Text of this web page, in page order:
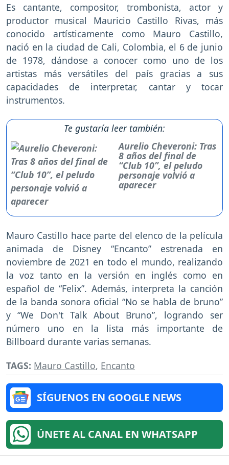
Es cantante, compositor, trombonista, actor y
productor musical Mauricio Castillo Rivas, más
conocido artísticamente como Mauro Castillo,
nació en la ciudad de Cali, Colombia, el 6 de junio
de 1978, dándose a conocer como uno de los
artistas más versátiles del país gracias a sus
capacidades de interpretar, cantar y tocar
instrumentos.
Te gustaría leer también:
Aurelio Cheveroni: Tras
8 años del final de
“Club 10”, el peludo
personaje volvió a
aparecer
Mauro Castillo hace parte del elenco de la película
animada de Disney “Encanto” estrenada en
noviembre de 2021 en todo el mundo, realizando
la voz tanto en la versión en inglés como en
español de “Felix”. Además, interpreta la canción
de la banda sonora oficial “No se habla de bruno”
y “We Don't Talk About Bruno”, logrando ser
número uno en la lista más importante de
Billboard durante varias semanas.
TAGS: Mauro Castillo, Encanto
SÍGUENOS EN GOOGLE NEWS
ÚNETE AL CANAL EN WHATSAPP